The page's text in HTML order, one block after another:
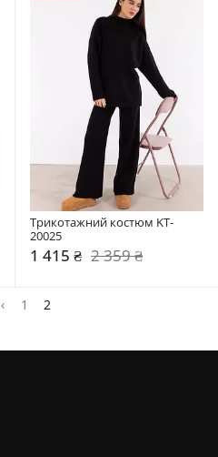
Трикотажний костюм KT-
20025
1 415 ₴ 2 359 ₴
‹ 1 2